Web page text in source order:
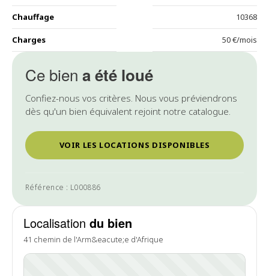
Ce bien a été loué
Confiez-nous vos critères. Nous vous préviendrons
dès qu'un bien équivalent rejoint notre catalogue.
VOIR LES LOCATIONS DISPONIBLES
Référence : L000886
Localisation du bien
41 chemin de l'Arm&eacute;e d'Afrique
Chauffage 10368
Charges 50 €/mois